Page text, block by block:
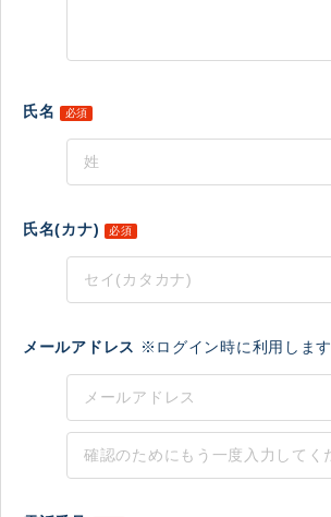
氏名 必須
氏名(カナ) 必須
メールアドレス ※ログイン時に利用します